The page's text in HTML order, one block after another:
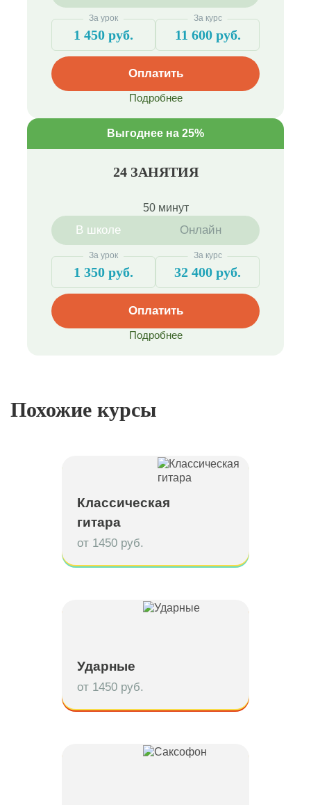
За урок
1 450 руб.
За курс
11 600 руб.
Оплатить
Подробнее
Выгоднее на 25%
24 ЗАНЯТИЯ
50 минут
В школе Онлайн
За урок
1 350 руб.
За курс
32 400 руб.
Оплатить
Подробнее
Похожие курсы
Классическая
гитара
от 1450 руб.
Ударные
от 1450 руб.